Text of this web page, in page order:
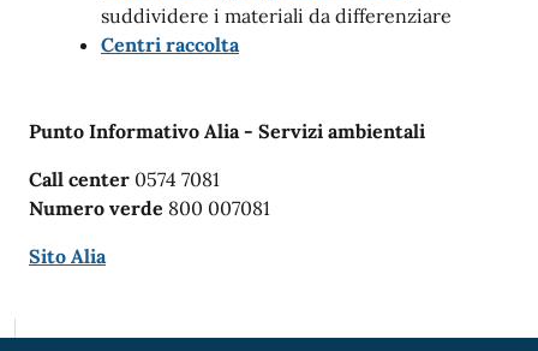
suddividere i materiali da differenziare
Centri raccolta
Punto Informativo Alia - Servizi ambientali
Call center 0574 7081
Numero verde 800 007081
Sito Alia